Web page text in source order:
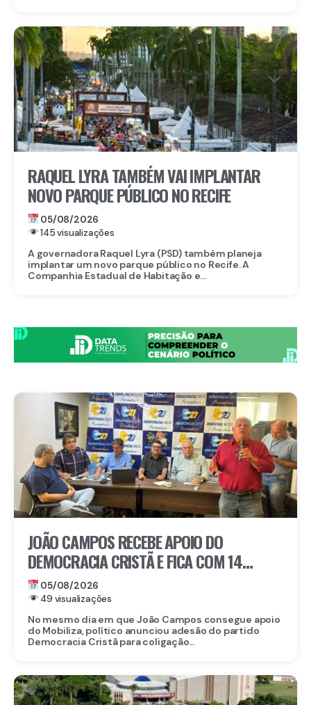
RAQUEL LYRA TAMBÉM VAI IMPLANTAR
NOVO PARQUE PÚBLICO NO RECIFE
05/08/2026
145 visualizações
A governadora Raquel Lyra (PSD) também planeja
implantar um novo parque público no Recife. A
Companhia Estadual de Habitação e...
JOÃO CAMPOS RECEBE APOIO DO
DEMOCRACIA CRISTÃ E FICA COM 14
PARTIDOS EM COLIGAÇÃO CONTRA
RAQUEL
05/08/2026
49 visualizações
No mesmo dia em que João Campos consegue apoio
do Mobiliza, político anunciou adesão do partido
Democracia Cristã para coligação...